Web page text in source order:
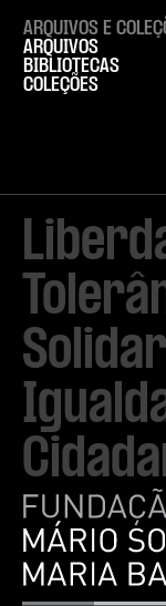
ARQUIVOS E
ARQUIVOS
BIBLIOTECAS
COLEÇÕES